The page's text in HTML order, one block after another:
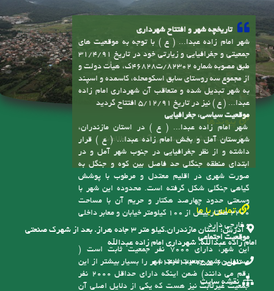
تاریخچه شهر و افتتاح شهرداری
شهر امام زاده عبدا... ( ع ) با توجه به موقعیت های
جمعیتی و جغرافیایی و زیارتی خود در تاریخ 31/4/91
از مجموع سه روستای سابق اسکومحله، کاسمده و اسپند
به شهر تبدیل شده و متعاقب آن شهرداری امام زاده
عبدا... ( ع ) نیز در تاریخ 5/12/91 افتتاح گردید
موقعیت سیاسی، جغرافیایی
شهر امام زاده عبدا... ( ع ) در استان مازندران،
شهرستان آمل و بخش امام زاده عبدا... ( ع ) قرار
داشته و از نظر جغرافیایی در جنوب شهر آمل و در
ابتدای منطقه جنگلی حد فاصل بین کوه و جنگل به
صورت شهری در اقلیم معتدل و مرطوب با پوشش
گیاهی جنگلی شکل گرفته است. محدوده این شهر با
وسعتی حدود چهارصد هکتار و حریم آن با مساحت
2200 هکتار بیش از 100 کیلومتر خیابان و معابر داخلی
و خارجی دارد
پیوندها
سامانه انتشار و دسترسی آزاد به اطلاعات
تماس با ما
آدرس: استان مازندران.کیلو متر ۳ جاده هراز. بعد از شهرک صنعتی